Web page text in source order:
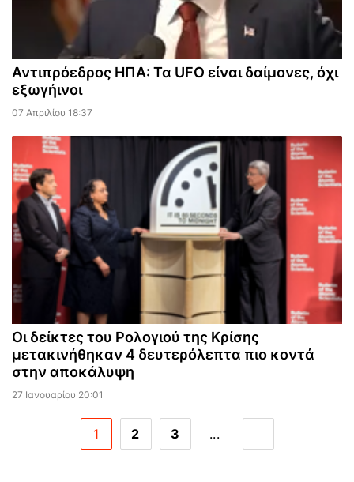
Αντιπρόεδρος ΗΠΑ: Τα UFO είναι δαίμονες, όχι
εξωγήινοι
07 Απριλίου 18:37
Οι δείκτες του Ρολογιού της Κρίσης
μετακινήθηκαν 4 δευτερόλεπτα πιο κοντά
στην αποκάλυψη
27 Ιανουαρίου 20:01
1 2 3 ...